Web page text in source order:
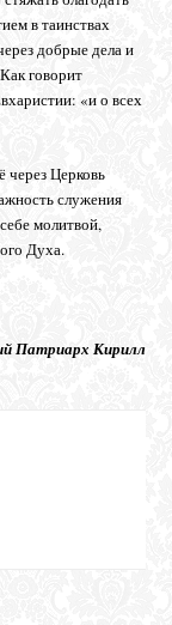
в таинствах
добрые дела и
говорит
«и о всех
через Церковь
служения
молитвой,
Духа.
Патриарх Кирилл